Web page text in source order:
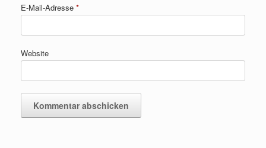
E-Mail-Adresse *
Website